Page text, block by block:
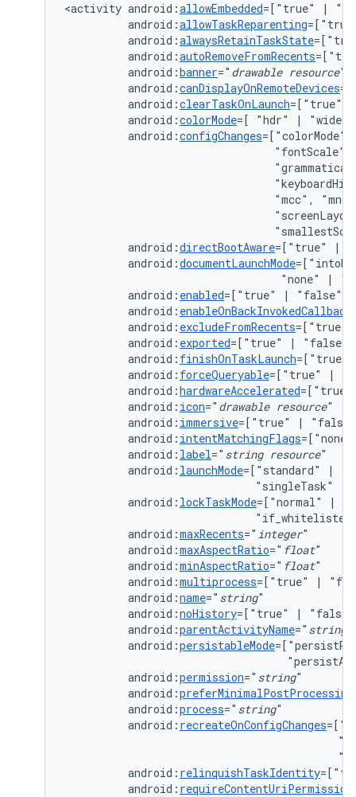
<activity android:allowEmbedded=["true"
|
android:allowTaskReparenting
android:alwaysRetainTaskState
android:autoRemoveFromRecents
android:banner=" drawable resource
android:canDisplayOnRemoteDevices
android:clearTaskOnLaunch=["true"
android:colorMode=[ "hdr"
|
android:configChanges=["colorMode",
"fontScale",
"mcc",
android:directBootAware=["true"
|
android:documentLaunchMode
"none"
|
android: enabled=["true" |
android: enableOnBackInvokedCallback
android: excludeFromRecents=["true"
android: exported=["true" |
android: finishOnTaskLaunch=["true"
android: forceQueryable=["true"
|
android:hardwareAccelerated=["true"
android: icon=" drawable resource
android: immersive=["true"
|
android: intentMatchingFlags=["none"
android: label=" string resource
android: launchMode=["standard" |
"singleTask"
android: lockTaskMode=["normal" |
android:maxRecents=" integer
android:maxAspectRatio=" float
android:minAspectRatio=" float
android:multiprocess=["true"
|
android:name=" string
android:noHistory=["true" |
android:parentActivityName=" string
android:persistableMode
android:permission=" string
android:preferMinimalPostProcessing
android:process=" string
android: recreateOnConfigChanges
android: relinquishTaskIdentity
android: